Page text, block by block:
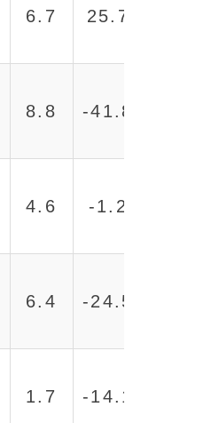
6.7 25.7%
8.8 -41.8%
4.6 -1.2%
6.4 -24.5%
1.7 -14.1%